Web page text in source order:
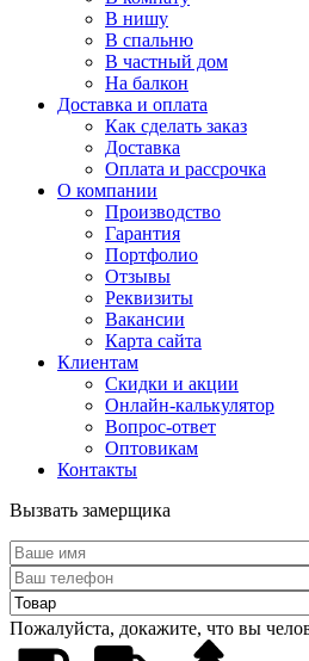
В нишу
В спальню
В частный дом
На балкон
Доставка и оплата
Как сделать заказ
Доставка
Оплата и рассрочка
О компании
Производство
Гарантия
Портфолио
Отзывы
Реквизиты
Вакансии
Карта сайта
Клиентам
Скидки и акции
Онлайн-калькулятор
Вопрос-ответ
Оптовикам
Контакты
Вызвать замерщика
Пожалуйста, докажите, что вы